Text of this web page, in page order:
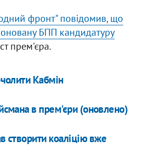
фронт" повідомив, що
БПП кандидатуру
прем'єра.
Кабмін
в прем'єри (оновлено)
створити коаліцію вже